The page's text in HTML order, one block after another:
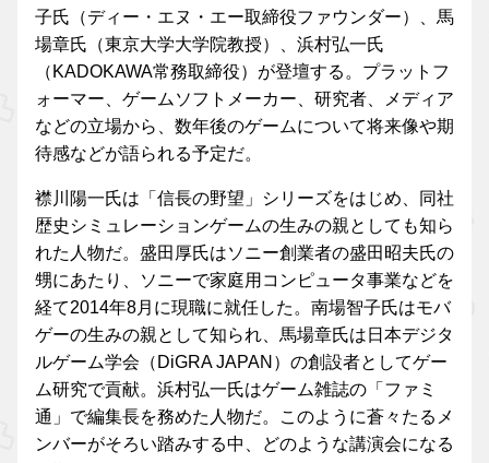
子氏（ディー・エヌ・エー取締役ファウンダー）、馬
場章氏（東京大学大学院教授）、浜村弘一氏
（KADOKAWA常務取締役）が登壇する。プラットフ
ォーマー、ゲームソフトメーカー、研究者、メディア
などの立場から、数年後のゲームについて将来像や期
待感などが語られる予定だ。
襟川陽一氏は「信長の野望」シリーズをはじめ、同社
歴史シミュレーションゲームの生みの親としても知ら
れた人物だ。盛田厚氏はソニー創業者の盛田昭夫氏の
甥にあたり、ソニーで家庭用コンピュータ事業などを
経て2014年8月に現職に就任した。南場智子氏はモバ
ゲーの生みの親として知られ、馬場章氏は日本デジタ
ルゲーム学会（DiGRA JAPAN）の創設者としてゲー
ム研究で貢献。浜村弘一氏はゲーム雑誌の「ファミ
通」で編集長を務めた人物だ。このように蒼々たるメ
ンバーがそろい踏みする中、どのような講演会になる